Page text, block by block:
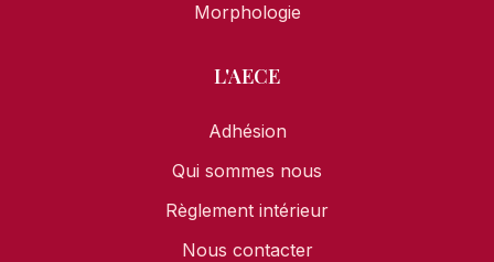
Morphologie
L'AECE
Adhésion
Qui sommes nous
Règlement intérieur
Nous contacter